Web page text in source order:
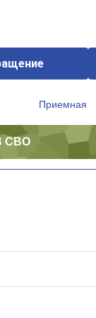
Приемная
СВО